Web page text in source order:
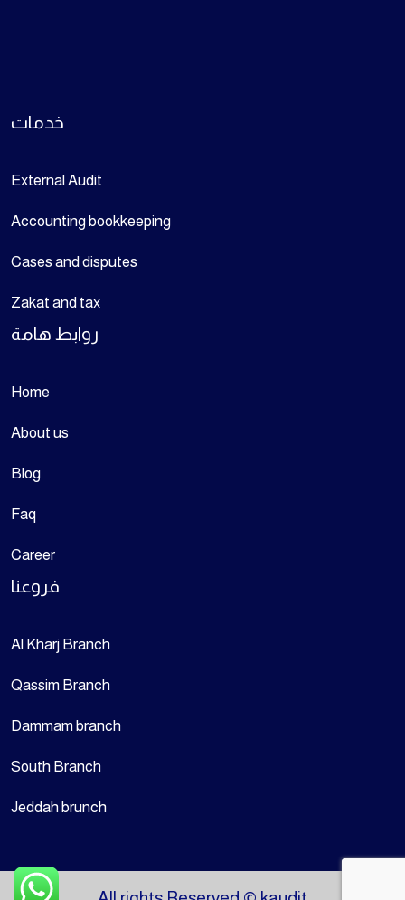
خدمات
External Audit
Accounting bookkeeping
Cases and disputes
Zakat and tax
روابط هامة
Home
About us
Blog
Faq
Career
فروعنا
Al Kharj Branch
Qassim Branch
Dammam branch
South Branch
Jeddah brunch